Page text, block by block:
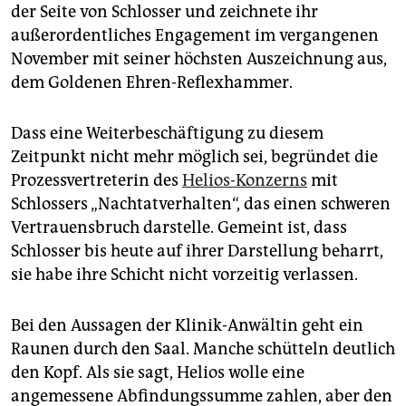
der Seite von Schlosser und zeichnete ihr
außerordentliches Engagement im vergangenen
November mit seiner höchsten Auszeichnung aus,
dem Goldenen Ehren-Reflexhammer.
Dass eine Weiterbeschäftigung zu diesem
Zeitpunkt nicht mehr möglich sei, begründet die
Prozessvertreterin des Helios-Konzerns mit
Schlossers „Nachtatverhalten“, das einen schweren
Vertrauensbruch darstelle. Gemeint ist, dass
Schlosser bis heute auf ihrer Darstellung beharrt,
sie habe ihre Schicht nicht vorzeitig verlassen.
Bei den Aussagen der Klinik-Anwältin geht ein
Raunen durch den Saal. Manche schütteln deutlich
den Kopf. Als sie sagt, Helios wolle eine
angemessene Abfindungssumme zahlen, aber den